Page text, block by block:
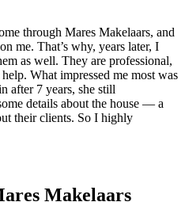
through Mares Makelaars, and
me. That’s why, years later, I
as well. They are professional,
What impressed me most was
after 7 years, she still
details about the house — a
their clients. So I highly
Makelaars